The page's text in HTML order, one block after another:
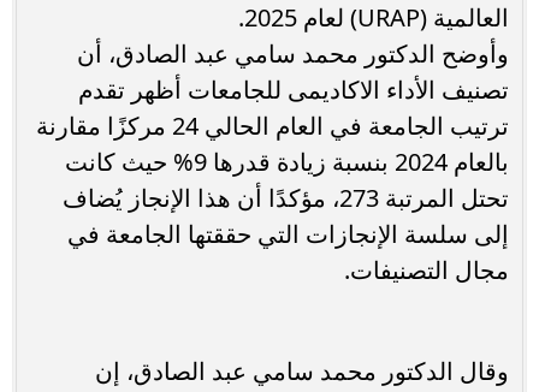
العالمية (URAP) لعام 2025.
وأوضح الدكتور محمد سامي عبد الصادق، أن
تصنيف الأداء الاكاديمى للجامعات أظهر تقدم
ترتيب الجامعة في العام الحالي 24 مركزًا مقارنة
بالعام 2024 بنسبة زيادة قدرها 9% حيث كانت
تحتل المرتبة 273، مؤكدًا أن هذا الإنجاز يُضاف
إلى سلسة الإنجازات التي حققتها الجامعة في
مجال التصنيفات.
وقال الدكتور محمد سامي عبد الصادق، إن